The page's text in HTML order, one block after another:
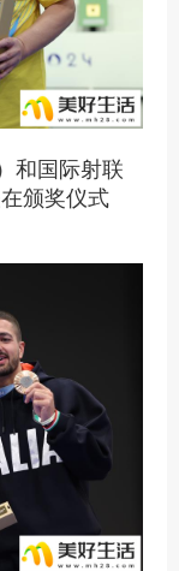
国际射联
颁奖仪式